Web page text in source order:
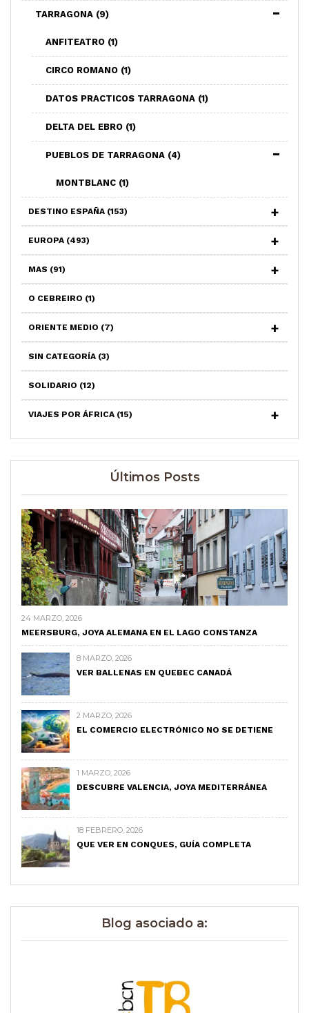
TARRAGONA (9)
ANFITEATRO (1)
CIRCO ROMANO (1)
DATOS PRACTICOS TARRAGONA (1)
DELTA DEL EBRO (1)
PUEBLOS DE TARRAGONA (4)
MONTBLANC (1)
DESTINO ESPAÑA (153)
EUROPA (493)
MAS (91)
O CEBREIRO (1)
ORIENTE MEDIO (7)
SIN CATEGORÍA (3)
SOLIDARIO (12)
VIAJES POR ÁFRICA (15)
Últimos Posts
24 MARZO, 2026
MEERSBURG, JOYA ALEMANA EN EL LAGO CONSTANZA
8 MARZO, 2026
VER BALLENAS EN QUEBEC CANADÁ
2 MARZO, 2026
EL COMERCIO ELECTRÓNICO NO SE DETIENE
1 MARZO, 2026
DESCUBRE VALENCIA, JOYA MEDITERRÁNEA
18 FEBRERO, 2026
QUE VER EN CONQUES, GUÍA COMPLETA
Blog asociado a: